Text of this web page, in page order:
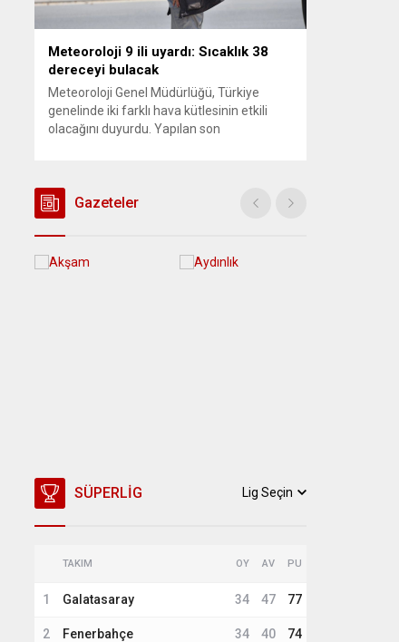
Meteoroloji 9 ili uyardı: Sıcaklık 38
dereceyi bulacak
Meteoroloji Genel Müdürlüğü, Türkiye
genelinde iki farklı hava kütlesinin etkili
olacağını duyurdu. Yapılan son
geçişleri beklenirken; Ege ve Güneydoğu
Anadolu bölgelerindeki 9 ilde ise hava
sıcaklıkları mevsim normallerinin üzerine
çıkarak yaz değerlerine ulaşacak. Ayrıca...
Gazeteler
SÜPERLIG Lig Seçin
TAKIM OY AV PU
1 Galatasaray 34 47 77
2 Fenerbahçe 34 40 74